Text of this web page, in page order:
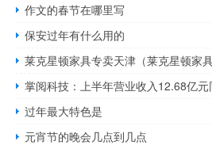
作文的春节在哪里写
保安过年有什么用的
莱克星顿家具专卖天津（莱克星顿家具
过年最大特色是
元宵节的晚会几点到几点